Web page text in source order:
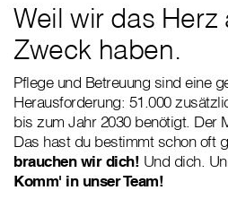
Weil wir das Herz
Zweck haben.
Pflege und Betreuung sind eine
Herausforderung: 51.000
bis zum Jahr 2030 benötigt. Der
Das hast du bestimmt schon oft
brauchen wir dich! Und dich.
Komm' in unser Team!